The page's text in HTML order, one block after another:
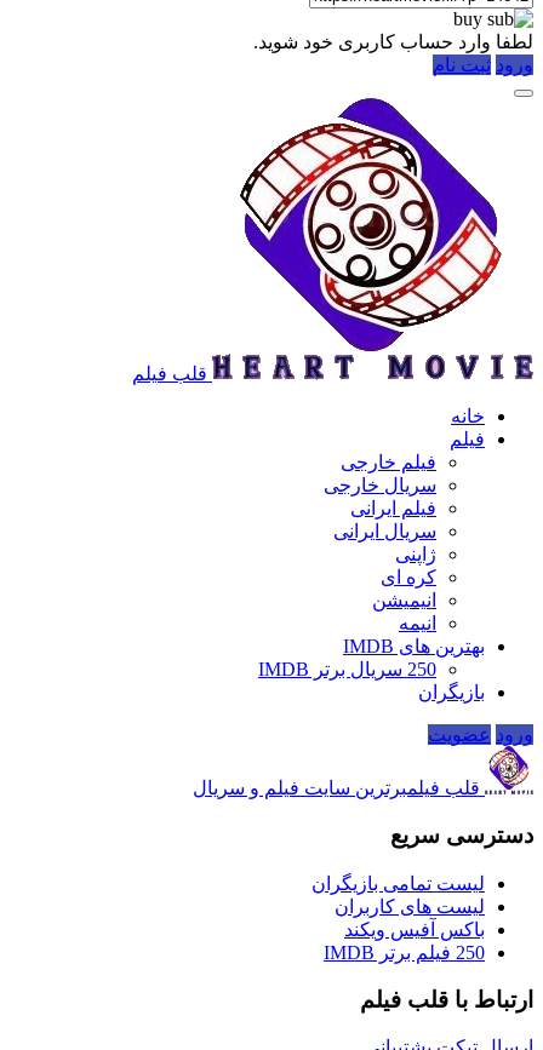
لطفا وارد حساب کاربری خود شوید.
ورود ثبت نام
قلب فیلم
خانه
فیلم
فیلم خارجی
سریال خارجی
فیلم ایرانی
سریال ایرانی
ژاپنی
کره ای
انیمیشن
انیمه
بهترین های IMDB
250 سریال برتر IMDB
بازیگران
ورود عضویت
قلب فیلمبرترین سایت فیلم و سریال
دسترسی سریع
لیست تمامی بازیگران
لیست های کاربران
باکس آفیس ویکند
250 فیلم برتر IMDB
ارتباط با قلب فیلم